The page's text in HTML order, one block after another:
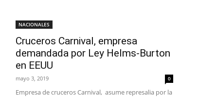
NACIONALES
Cruceros Carnival, empresa
demandada por Ley Helms-Burton
en EEUU
mayo 3, 2019 0
Empresa de cruceros Carnival, asume represalia por la